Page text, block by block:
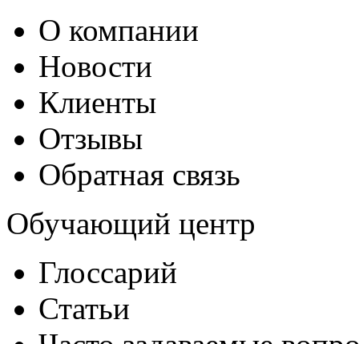
О компании
Новости
Клиенты
Отзывы
Обратная связь
Обучающий центр
Глоссарий
Статьи